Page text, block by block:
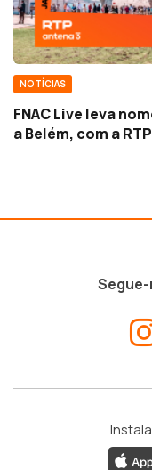
NOTÍCIAS
FNAC Live leva
a Belém, com a